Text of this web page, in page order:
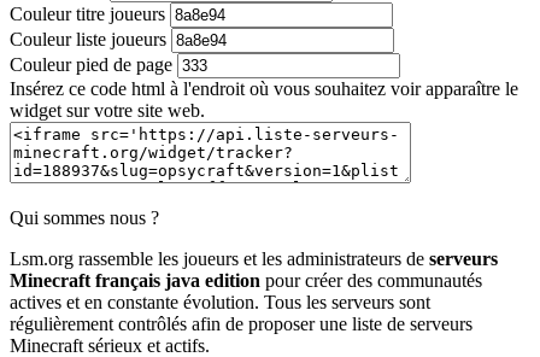
Couleur titre joueurs
Couleur liste joueurs
Couleur pied de page
Insérez ce code html à l'endroit où vous souhaitez voir apparaître le
widget sur votre site web.
Qui sommes nous ?
Lsm.org rassemble les joueurs et les administrateurs de serveurs
Minecraft français java edition pour créer des communautés
actives et en constante évolution. Tous les serveurs sont
régulièrement contrôlés afin de proposer une liste de serveurs
Minecraft sérieux et actifs.